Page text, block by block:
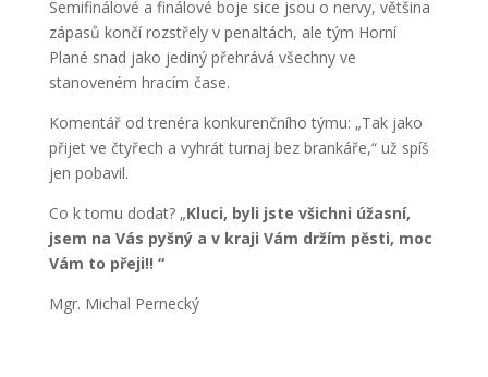
Semifinálové a finálové boje sice jsou o nervy, většina
zápasů končí rozstřely v penaltách, ale tým Horní
Plané snad jako jediný přehrává všechny ve
stanoveném hracím čase.
Komentář od trenéra konkurenčního týmu: „Tak jako
přijet ve čtyřech a vyhrát turnaj bez brankáře,“ už spíš
jen pobavil.
Co k tomu dodat? „Kluci, byli jste všichni úžasní,
jsem na Vás pyšný a v kraji Vám držím pěsti, moc
Vám to přeji!! “
Mgr. Michal Pernecký